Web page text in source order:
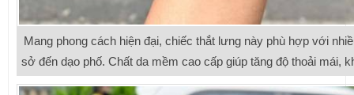
Mang phong cách hiện đại, chiếc thắt lưng này phù hợp với
sở đến dạo phố. Chất da mềm cao cấp giúp tăng độ thoải mái,